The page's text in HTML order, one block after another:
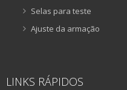
Selas para teste
Ajuste da armação
LINKS RÁPIDOS